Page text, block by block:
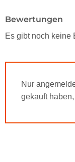
Bewertungen
Es gibt noch keine
Nur
gekauft